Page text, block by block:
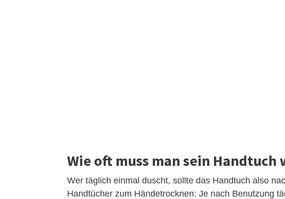
Wie oft muss man sein Handtuch
Wer täglich einmal duscht, sollte das Handtuch also
Handtücher zum Händetrocknen: Je nach Benutzung